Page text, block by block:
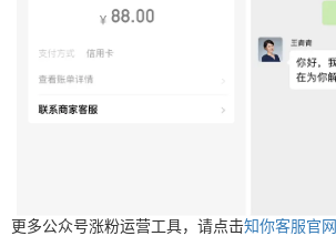
更多公众号涨粉运营工具，请点击知你客服官网